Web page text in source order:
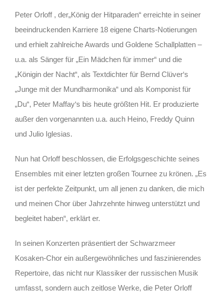
Peter Orloff , der„König der Hitparaden“ erreichte in seiner
beeindruckenden Karriere 18 eigene Charts-Notierungen
und erhielt zahlreiche Awards und Goldene Schallplatten –
u.a. als Sänger für „Ein Mädchen für immer“ und die
„Königin der Nacht“, als Textdichter für Bernd Clüver‘s
„Junge mit der Mundharmonika“ und als Komponist für
„Du“, Peter Maffay‘s bis heute größten Hit. Er produzierte
außer den vorgenannten u.a. auch Heino, Freddy Quinn
und Julio Iglesias.
Nun hat Orloff beschlossen, die Erfolgsgeschichte seines
Ensembles mit einer letzten großen Tournee zu krönen. „Es
ist der perfekte Zeitpunkt, um all jenen zu danken, die mich
und meinen Chor über Jahrzehnte hinweg unterstützt und
begleitet haben“, erklärt er.
In seinen Konzerten präsentiert der Schwarzmeer
Kosaken-Chor ein außergewöhnliches und faszinierendes
Repertoire, das nicht nur Klassiker der russischen Musik
umfasst, sondern auch zeitlose Werke, die Peter Orloff